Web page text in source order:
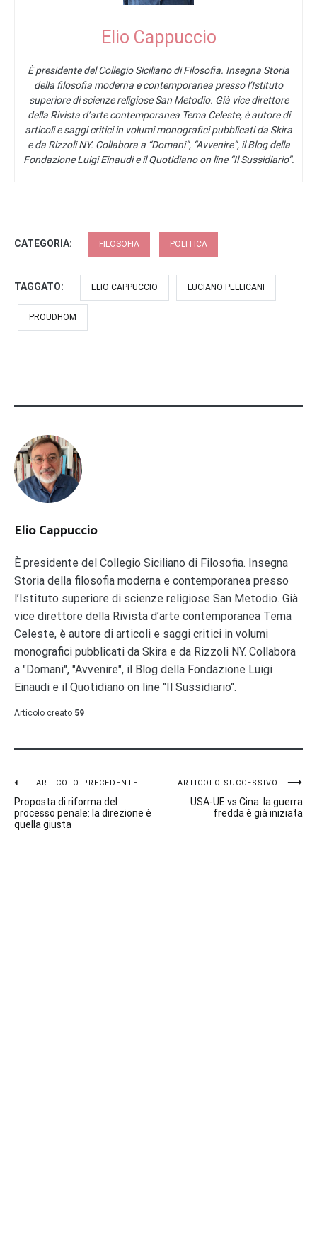
Elio Cappuccio
È presidente del Collegio Siciliano di Filosofia. Insegna Storia
della filosofia moderna e contemporanea presso l’Istituto
superiore di scienze religiose San Metodio. Già vice direttore
della Rivista d’arte contemporanea Tema Celeste, è autore di
articoli e saggi critici in volumi monografici pubblicati da Skira
e da Rizzoli NY. Collabora a “Domani”, “Avvenire”, il Blog della
Fondazione Luigi Einaudi e il Quotidiano on line “Il Sussidiario”.
CATEGORIA: FILOSOFIA POLITICA
TAGGATO: ELIO CAPPUCCIO LUCIANO PELLICANI
PROUDHOM
Elio Cappuccio
È presidente del Collegio Siciliano di Filosofia. Insegna
Storia della filosofia moderna e contemporanea presso
l’Istituto superiore di scienze religiose San Metodio. Già
vice direttore della Rivista d’arte contemporanea Tema
Celeste, è autore di articoli e saggi critici in volumi
monografici pubblicati da Skira e da Rizzoli NY. Collabora
a "Domani", "Avvenire", il Blog della Fondazione Luigi
Einaudi e il Quotidiano on line "Il Sussidiario".
Articolo creato 59
Navigazione
articoli
ARTICOLO PRECEDENTE
Proposta di riforma del
processo penale: la direzione è
quella giusta
ARTICOLO SUCCESSIVO
USA-UE vs Cina: la guerra
fredda è già iniziata